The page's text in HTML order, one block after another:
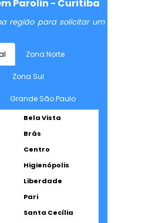
Parolin - Curitiba
região para solicitar um
Zona Norte
Zona Sul
Grande São Paulo
Bela Vista
Brás
Centro
Higienópolis
Liberdade
Pari
Santa Cecília